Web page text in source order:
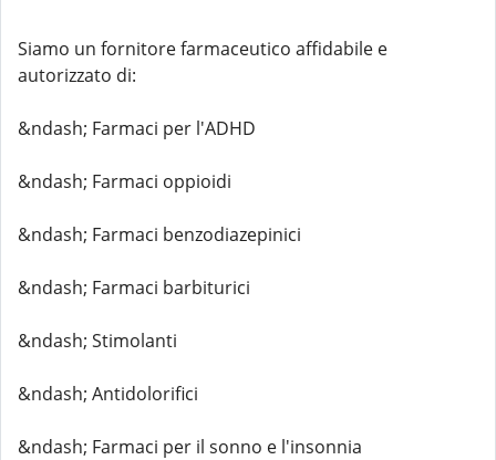
Siamo un fornitore farmaceutico affidabile e
autorizzato di:
&ndash; Farmaci per l'ADHD
&ndash; Farmaci oppioidi
&ndash; Farmaci benzodiazepinici
&ndash; Farmaci barbiturici
&ndash; Stimolanti
&ndash; Antidolorifici
&ndash; Farmaci per il sonno e l'insonnia